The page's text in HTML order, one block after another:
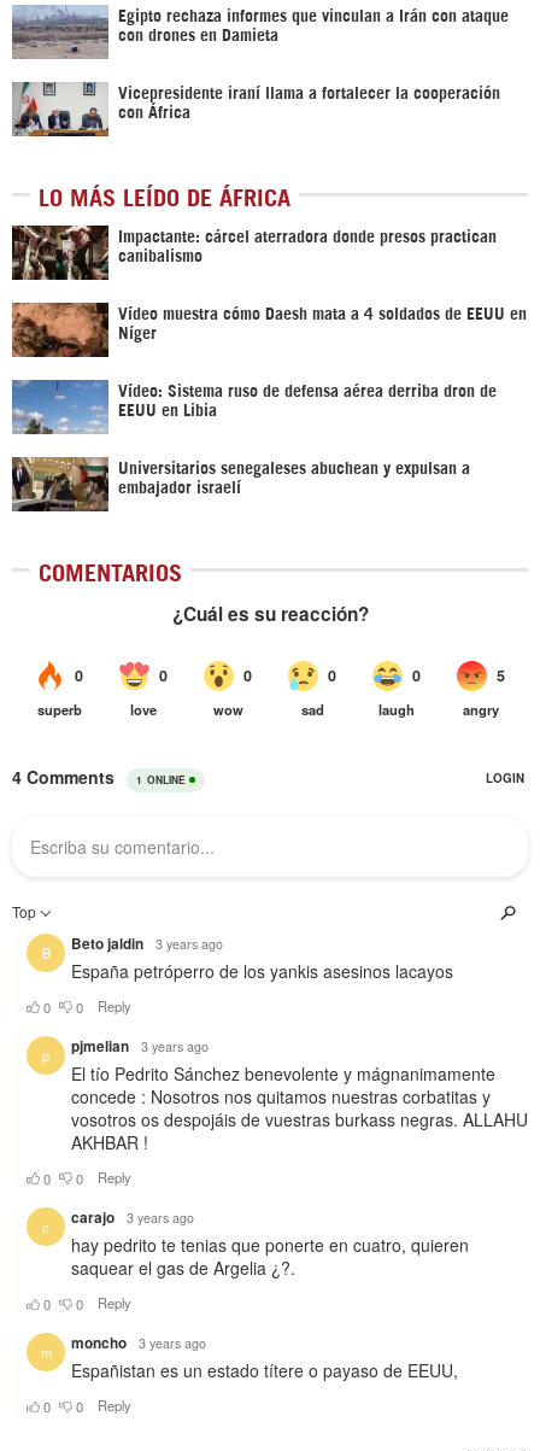
Egipto rechaza informes que vinculan a Irán con ataque
con drones en Damieta
Vicepresidente iraní llama a fortalecer la cooperación
con África
LO MÁS LEÍDO DE ÁFRICA
Impactante: cárcel aterradora donde presos practican
canibalismo
Vídeo muestra cómo Daesh mata a 4 soldados de EEUU en
Níger
Vídeo: Sistema ruso de defensa aérea derriba dron de
EEUU en Libia
Universitarios senegaleses abuchean y expulsan a
embajador israelí
COMENTARIOS